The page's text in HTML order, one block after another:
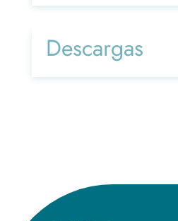
Descargas